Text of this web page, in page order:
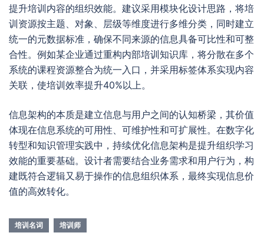
提升培训内容的组织效能。建议采用模块化设计思路，将培
训资源按主题、对象、层级等维度进行多维分类，同时建立
统一的元数据标准，确保不同来源的信息具备可比性和可整
合性。例如某企业通过重构内部培训知识库，将分散在多个
系统的课程资源整合为统一入口，并采用标签体系实现内容
关联，使培训效率提升40%以上。
信息架构的本质是建立信息与用户之间的认知桥梁，其价值
体现在信息系统的可用性、可维护性和可扩展性。在数字化
转型和知识管理实践中，持续优化信息架构是提升组织学习
效能的重要基础。设计者需要结合业务需求和用户行为，构
建既符合逻辑又易于操作的信息组织体系，最终实现信息价
值的高效转化。
培训名词 培训师